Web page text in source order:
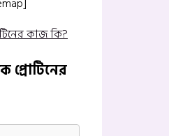
কাজ কি?
প্রোটিনের